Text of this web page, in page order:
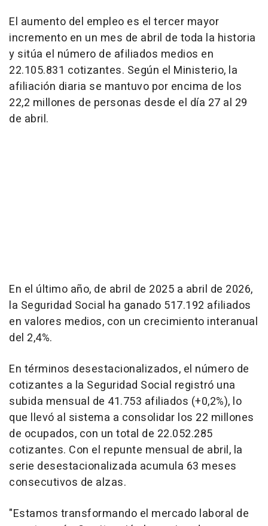
El aumento del empleo es el tercer mayor
incremento en un mes de abril de toda la historia
y sitúa el número de afiliados medios en
22.105.831 cotizantes. Según el Ministerio, la
afiliación diaria se mantuvo por encima de los
22,2 millones de personas desde el día 27 al 29
de abril.
En el último año, de abril de 2025 a abril de 2026,
la Seguridad Social ha ganado 517.192 afiliados
en valores medios, con un crecimiento interanual
del 2,4%.
En términos desestacionalizados, el número de
cotizantes a la Seguridad Social registró una
subida mensual de 41.753 afiliados (+0,2%), lo
que llevó al sistema a consolidar los 22 millones
de ocupados, con un total de 22.052.285
cotizantes. Con el repunte mensual de abril, la
serie desestacionalizada acumula 63 meses
consecutivos de alzas.
"Estamos transformando el mercado laboral de